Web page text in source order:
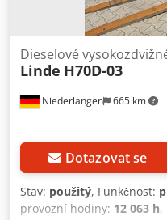
Niederlangen 665 km
Dieselové
Linde H70D-03
Dotazovat se
Stav: použitý, Funkčnost:
provozní hodiny: 12 063 h,